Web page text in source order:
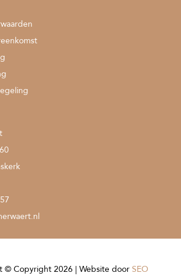
© Copyright 2026 | Website door SEO